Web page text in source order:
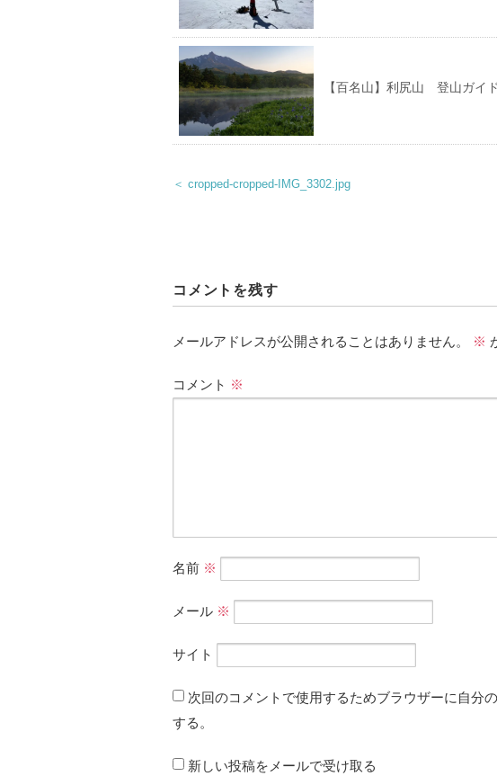
【百名山】利尻山 登山ガイ
＜ cropped-cropped-IMG_3302.jpg
コメントを残す
メールアドレスが公開されることはありません。 ※
コメント ※
名前 ※
メール ※
サイト
次回のコメントで使用するためブラウザーに自分
する。
新しい投稿をメールで受け取る